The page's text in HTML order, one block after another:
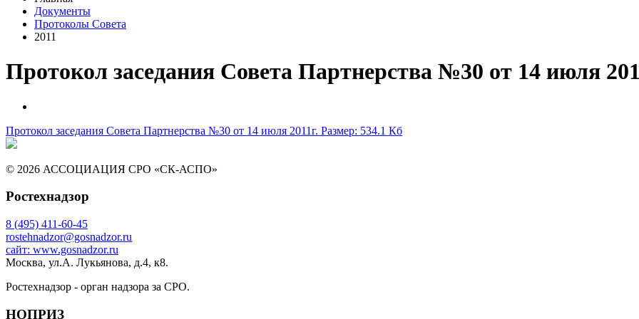
Документы
Протоколы Совета
2011
Протокол заседания Совета Партнерства №30 от 14 июля
Протокол заседания Совета Партнерства №30 от 14 июля 2011г. Размер: 534.1 Кб
© 2026 АССОЦИАЦИЯ СРО «СК-АСПО»
Ростехнадзор
8 (495) 411-60-45
rostehnadzor@gosnadzor.ru
сайт: www.gosnadzor.ru
Москва, ул.А. Лукьянова, д.4, к8.
Ростехнадзор - орган надзора за СРО.
НОПРИЗ